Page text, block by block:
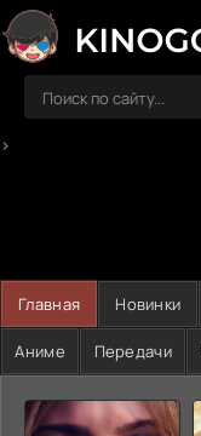
>
Главная Новинки
Аниме Передачи